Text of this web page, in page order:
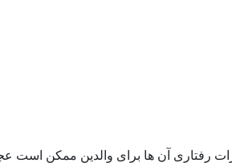
رفتاری آن ها برای والدین ممکن است